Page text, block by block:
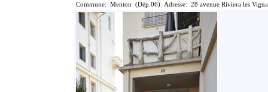
Commune: Menton (Dép.06) Adresse: 28 avenue Riviera les